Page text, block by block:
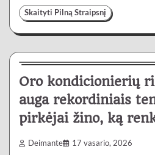
Skaityti Pilną Straipsnį
4 min
Oro kondicionierių
auga rekordiniais
pirkėjai žino, ką
Deimante 17 vasario, 2026